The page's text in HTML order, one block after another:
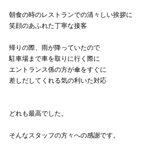
朝食の時のレストランでの清々しい挨拶に
笑顔のあふれた丁寧な接客
帰りの際、雨が降っていたので
駐車場まで車を取りに行く際に
エントランス係の方が傘をすぐに
差しだしてくれる気の利いた対応
どれも最高でした。
そんなスタッフの方々への感謝です。